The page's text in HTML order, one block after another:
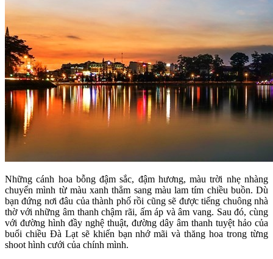
Những cánh hoa bỗng đậm sắc, đậm hương, màu trời nhẹ nhàng
chuyển mình từ màu xanh thẳm sang màu lam tím chiều buồn. Dù
bạn đứng nơi đâu của thành phố rồi cũng sẽ được tiếng chuông nhà
thờ với những âm thanh chậm rãi, ấm áp và âm vang. Sau đó, cùng
với đường hình đầy nghệ thuật, đường dây âm thanh tuyệt hảo của
buổi chiều Đà Lạt sẽ khiến bạn nhớ mãi và thăng hoa trong từng
shoot hình cưới của chính mình.